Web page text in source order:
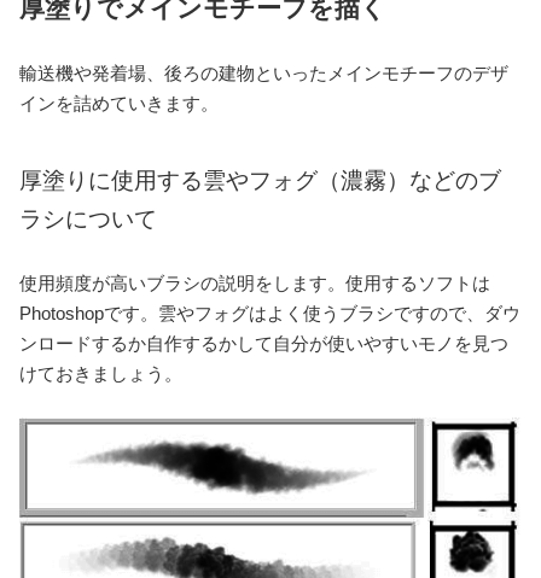
厚塗りでメインモチーフを描く
輸送機や発着場、後ろの建物といったメインモチーフのデザ
インを詰めていきます。
厚塗りに使用する雲やフォグ（濃霧）などのブ
ラシについて
使用頻度が高いブラシの説明をします。使用するソフトは
Photoshopです。雲やフォグはよく使うブラシですので、ダウ
ンロードするか自作するかして自分が使いやすいモノを見つ
けておきましょう。